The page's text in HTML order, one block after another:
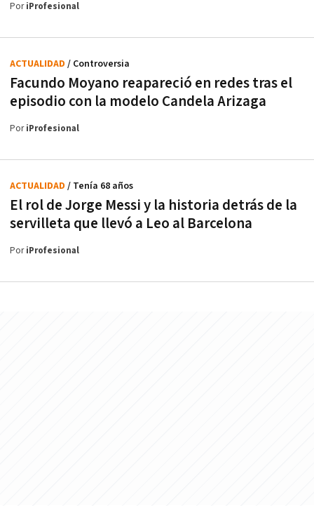
PoriProfesional
Facundo Moyano reapareció en redes tras el
episodio con la modelo Candela Arizaga
ACTUALIDAD / Controversia
PoriProfesional
El rol de Jorge Messi y la historia detrás de la
servilleta que llevó a Leo al Barcelona
ACTUALIDAD / Tenía 68 años
PoriProfesional